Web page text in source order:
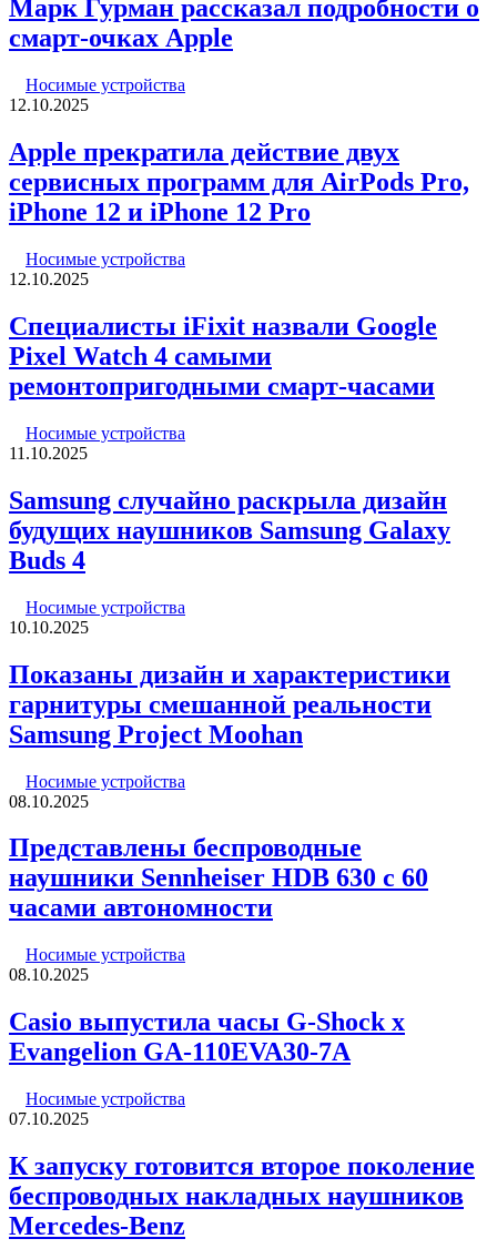
Марк Гурман рассказал подробности о
смарт-очках Apple
Носимые устройства
12.10.2025
Apple прекратила действие двух
сервисных программ для AirPods Pro,
iPhone 12 и iPhone 12 Pro
Носимые устройства
12.10.2025
Специалисты iFixit назвали Google
Pixel Watch 4 самыми
ремонтопригодными смарт-часами
Носимые устройства
11.10.2025
Samsung случайно раскрыла дизайн
будущих наушников Samsung Galaxy
Buds 4
Носимые устройства
10.10.2025
Показаны дизайн и характеристики
гарнитуры смешанной реальности
Samsung Project Moohan
Носимые устройства
08.10.2025
Представлены беспроводные
наушники Sennheiser HDB 630 с 60
часами автономности
Носимые устройства
08.10.2025
Casio выпустила часы G-Shock x
Evangelion GA-110EVA30-7A
Носимые устройства
07.10.2025
К запуску готовится второе поколение
беспроводных накладных наушников
Mercedes-Benz